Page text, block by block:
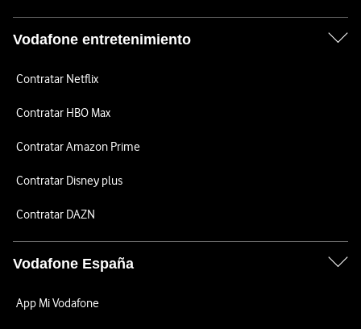
Vodafone entretenimiento
Contratar Netflix
Contratar HBO Max
Contratar Amazon Prime
Contratar Disney plus
Contratar DAZN
Vodafone España
App Mi Vodafone